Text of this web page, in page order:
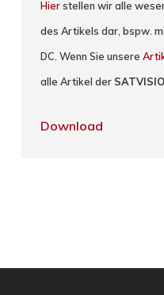
Hierstellen wir alle
des Artikels dar, bspw.
DC. Wenn Sie unsere
alle Artikel der
Download